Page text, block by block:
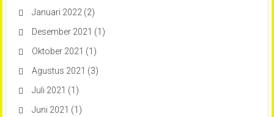
Januari 2022 (2)
Desember 2021 (1)
Oktober 2021 (1)
Agustus 2021 (3)
Juli 2021 (1)
Juni 2021 (1)